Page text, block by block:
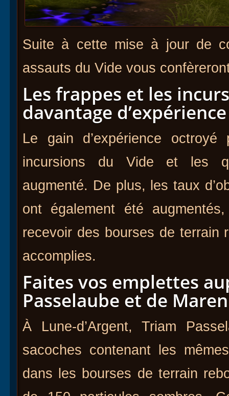
Suite à cette mise à jour de
assauts du Vide vous
Les frappes et les
davantage d’expérience
Le gain d’expérience
incursions du Vide et les
augmenté. De plus, les taux
ont également été
recevoir des bourses de terrain
accomplies.
Faites vos emplettes
Passelaube et de
À Lune-d’Argent, Triam
sacoches contenant les
dans les bourses de terrain